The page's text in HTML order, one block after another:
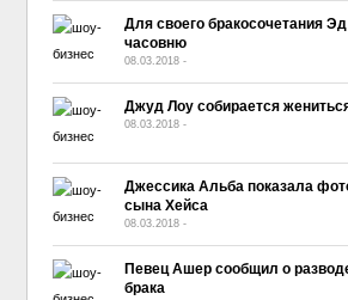
Для своего бракосочетания
часовню
08.03.2018 -
Джуд Лоу собирается
08.03.2018 -
Джессика Альба показала
сына Хейса
08.03.2018 -
Певец Ашер сообщил о
брака